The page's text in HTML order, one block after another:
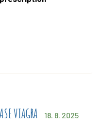
VIAGRA 18. 8. 2025